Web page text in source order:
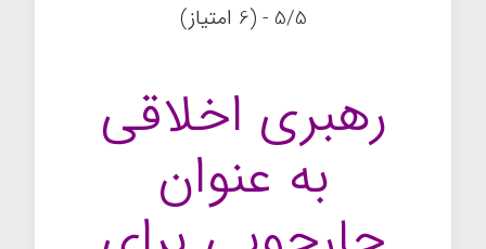
5/5 - (6 امتیاز)
رهبری اخلاقی
به عنوان